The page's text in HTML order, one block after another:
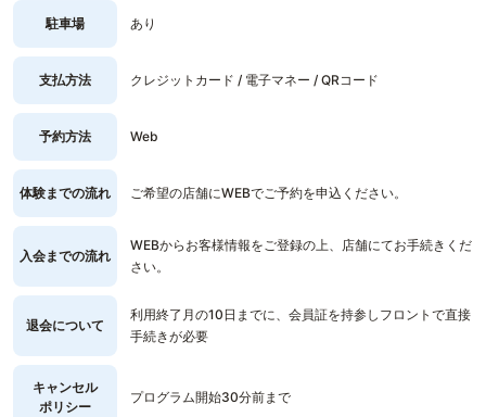
駐車場 あり
支払方法 クレジットカード / 電子マネー / QRコード
予約方法 Web
体験までの流れ ご希望の店舗にWEBでご予約を申込ください。
入会までの流れ
WEBからお客様情報をご登録の上、店舗にてお手続きくだ
さい。
退会について
利用終了月の10日までに、会員証を持参しフロントで直接
手続きが必要
キャンセル
ポリシー
プログラム開始30分前まで